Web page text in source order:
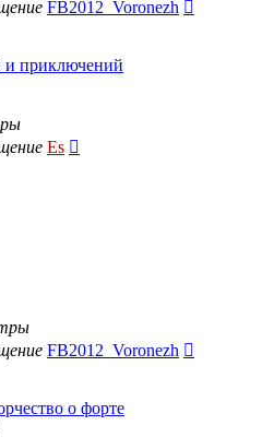
FB2012_Voronezh
приключений
Es
FB2012_Voronezh
о форте